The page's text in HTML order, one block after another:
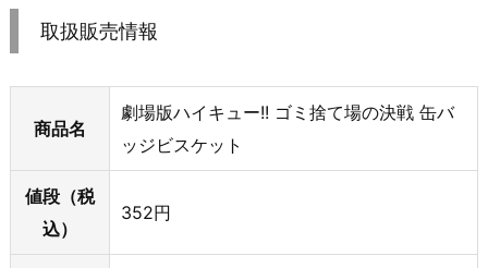
取扱販売情報
商品名
劇場版ハイキュー!! ゴミ捨て場の決戦 缶バ
ッジビスケット
値段（税
込）
352円